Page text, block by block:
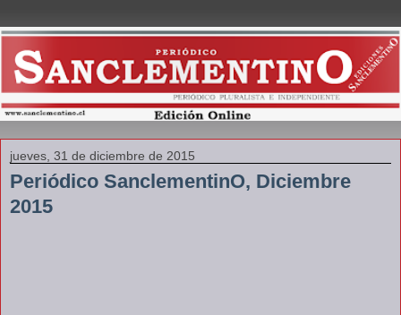
jueves, 31 de diciembre de 2015
Periódico SanclementinO, Diciembre
2015